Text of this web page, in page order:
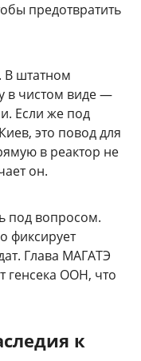
предотвратить
В штатном
в чистом виде —
Если же под
это повод для
в реактор не
он.
под вопросом.
фиксирует
Глава МАГАТЭ
генсека ООН, что
к